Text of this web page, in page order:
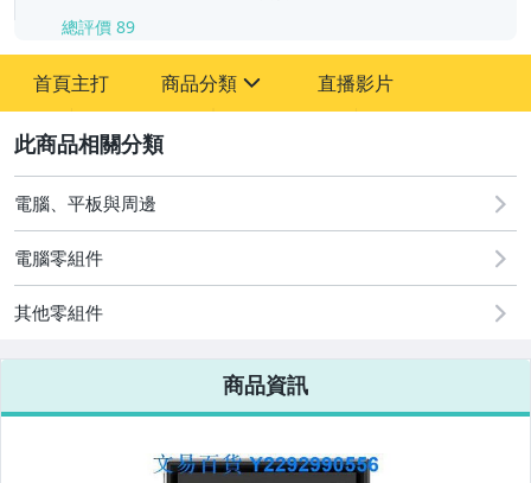
總評價 89
首頁主打 商品分類
原創設計良品
居家、家具與園藝
直播影片
電腦、平板與周邊
電腦零組件
其他零組件
商品資訊